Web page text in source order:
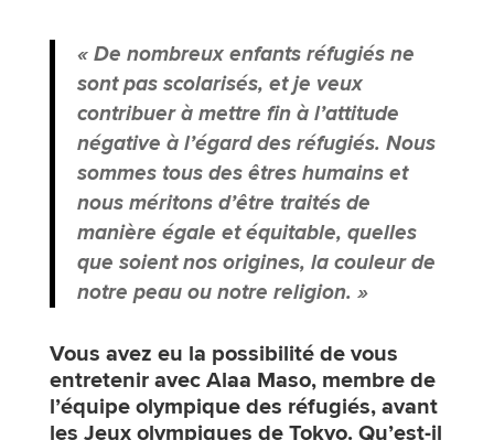
« De nombreux enfants réfugiés ne
sont pas scolarisés, et je veux
contribuer à mettre fin à l’attitude
négative à l’égard des réfugiés. Nous
sommes tous des êtres humains et
nous méritons d’être traités de
manière égale et équitable, quelles
que soient nos origines, la couleur de
notre peau ou notre religion. »
Vous avez eu la possibilité de vous
entretenir avec Alaa Maso, membre de
l’équipe olympique des réfugiés, avant
les Jeux olympiques de Tokyo. Qu’est-il